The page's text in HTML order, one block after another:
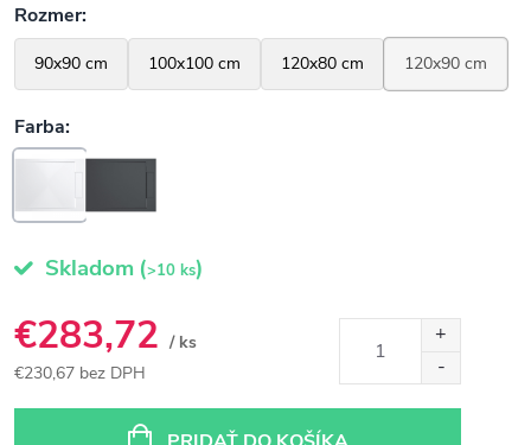
Skladom (>10 ks)
€283,72 / ks
€230,67 bez DPH